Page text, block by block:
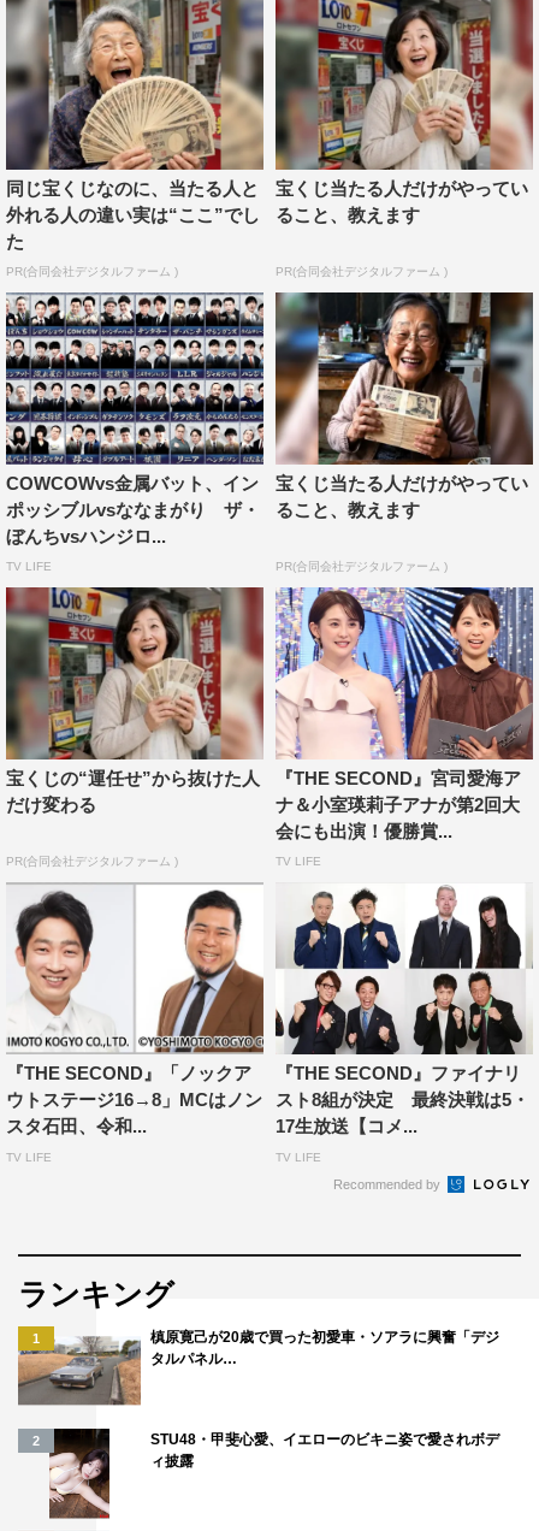
形で『THE SECOND』に携わり、大会を熱く盛り上げて
いく。
猪狩蒼弥（KEY TO LIT）コメント
◆スーパーオーディエンス就任が決まったときの心境
『THE SECOND』は毎年楽しみにしているので、今回お
話をいただいたときは、すごくびっくりしましたが、時間
が経つにつれて、“自分なんかが会場に行っていいの
か？”と恐ろしくも感じております。ただ本当に、『THE
SECOND』の歴史に立ち会えるというのは、すごく光栄
なことだと思います。現場に立ち会うってことは、視聴者
の皆さんに電波が届く、それよりもコンマ何秒早く、結果
を知ることができるっていうことですよね？…それももの
すごくうれしいです。
◆今大会の注目ポイント
今年に限ったことじゃないけど、グランプリファイナルっ
て、王騎（おうき）と龐煖（ほうけん）の一騎打ちみたい
な名将たちの戦いばかりですから、簡単には語れないんで
すよね…。優勝候補はいないんだけど、逆に“この人たち
は優勝できないだろうな”というコンビも1組もいない。で
も、全く予想がつかないからこそ、めちゃくちゃ面白い。
単なる“漫才消費者”の僕としては、ただただ胸を熱くしな
がら見守らせていただきたいと思います。
◆『THE SECOND』の魅力
ベテラン漫才師の方々が、ご自身の長い歴史を背負って本
気でぶつかり合うさまが、まるで少年漫画を見てるみたい
で、本当にかっこいいなと思います。あと、お客さんが採
点するっていう審査方法も革新的ですよね。特にすごいな
と思うのが、どっちが面白かったかという“相対評価”じゃ
なくて、1点から3点まで3段階の“絶対評価”で審査されて
いるところ。門外漢の僕が言うのもおこがましいんですけ
ど、『THE SECOND』の審査方法って、ある意味、どの
鳥谷敬 コメント
◆スーパーオーディエンス就任が決まったときの心境
とにかく、会場のお客さんたちと一緒に、芸人さんたちの
ステージを見られるのが楽しみで仕方ないんです。もとも
と自分は、お笑いに関してはあまり詳しい方ではないんで
すが、先日たまたま劇場で漫才を見る機会があって。その
同じ宝くじなのに、当たる人と
外れる人の違い実は“ここ”でし
た
PR(合同会社デジタルファーム )
宝くじ当たる人だけがやってい
ること、教えます
PR(合同会社デジタルファーム )
COWCOWvs金属バット、イン
ポッシブルvsななまがり ザ・
ぼんちvsハンジロ...
TV LIFE
宝くじ当たる人だけがやってい
ること、教えます
PR(合同会社デジタルファーム )
宝くじの“運任せ”から抜けた人
だけ変わる
PR(合同会社デジタルファーム )
『THE SECOND』宮司愛海ア
ナ＆小室瑛莉子アナが第2回大
会にも出演！優勝賞...
TV LIFE
『THE SECOND』「ノックア
ウトステージ16→8」MCはノン
スタ石田、令和...
TV LIFE
『THE SECOND』ファイナリ
スト8組が決定 最終決戦は5・
17生放送【コメ...
TV LIFE
Recommended by
ランキング
1
槙原寛己が20歳で買った初愛車・ソアラに興奮「デジ
タルパネル…
2
STU48・甲斐心愛、イエローのビキニ姿で愛されボデ
ィ披露